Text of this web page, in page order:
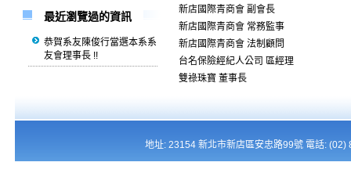
最近瀏覽過的資訊
恭賀系友陳俊行當選本系系
友會理事長 !!
新店國際青商會 副會長
新店國際青商會 常務監事
新店國際青商會 法制顧問
台名保險經紀人公司 區經理
雙祿珠寶 董事長
地址: 23154 新北市新店區安忠路99號 電話: